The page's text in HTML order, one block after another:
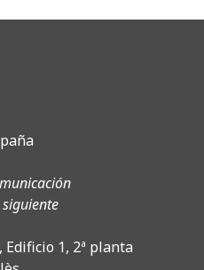
Edificio 1, 2ª planta